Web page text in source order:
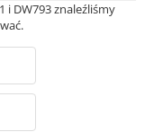
i DW793 znaleźliśmy